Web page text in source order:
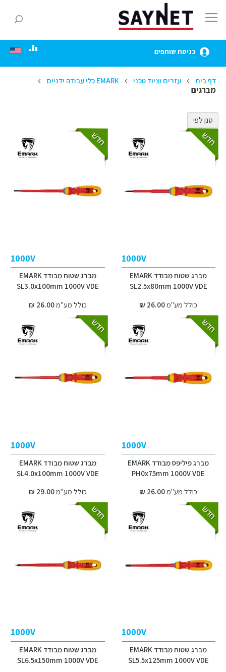
to
Content
כניסת שותפים
דף בית עזרים וציוד טכני EMARK כלי עבודה ידניים
מברגים
1000V
מברג שטוח מבודד EMARK
SL2.5x80mm 1000V VDE
כולל מע"מ26.00 ₪
1000V
מברג שטוח מבודד EMARK
SL3.0x100mm 1000V VDE
כולל מע"מ26.00 ₪
1000V
מברג פיליפס מבודד EMARK
PH0x75mm 1000V VDE
כולל מע"מ26.00 ₪
1000V
מברג שטוח מבודד EMARK
SL4.0x100mm 1000V VDE
כולל מע"מ29.00 ₪
1000V
מברג שטוח מבודד EMARK
SL5.5x125mm 1000V VDE
1000V
מברג שטוח מבודד EMARK
SL6.5x150mm 1000V VDE
סנן לפי